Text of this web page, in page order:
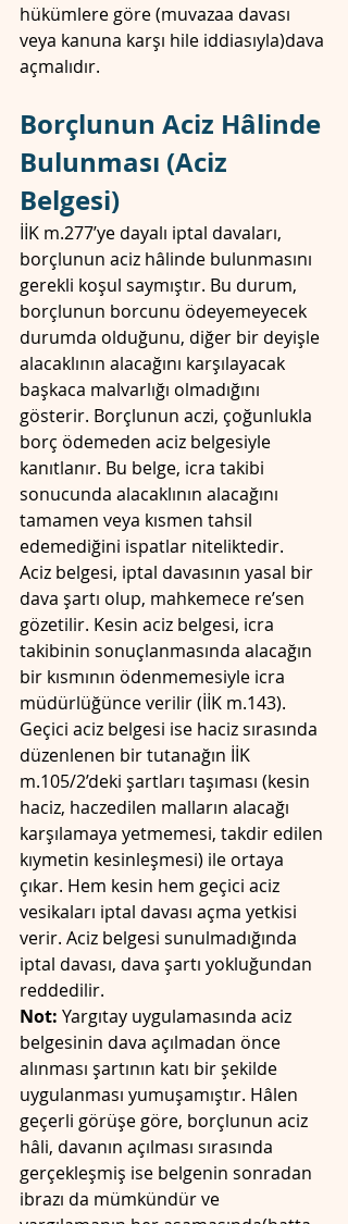
hükümlere göre (muvazaa davası
veya kanuna karşı hile iddiasıyla)dava
açmalıdır.
Borçlunun Aciz Hâlinde
Bulunması (Aciz
Belgesi)
İİK m.277’ye dayalı iptal davaları,
borçlunun aciz hâlinde bulunmasını
gerekli koşul saymıştır. Bu durum,
borçlunun borcunu ödeyemeyecek
durumda olduğunu, diğer bir deyişle
alacaklının alacağını karşılayacak
başkaca malvarlığı olmadığını
gösterir. Borçlunun aczi, çoğunlukla
borç ödemeden aciz belgesiyle
kanıtlanır. Bu belge, icra takibi
sonucunda alacaklının alacağını
tamamen veya kısmen tahsil
edemediğini ispatlar niteliktedir.
Aciz belgesi, iptal davasının yasal bir
dava şartı olup, mahkemece re’sen
gözetilir. Kesin aciz belgesi, icra
takibinin sonuçlanmasında alacağın
bir kısmının ödenmemesiyle icra
müdürlüğünce verilir (İİK m.143).
Geçici aciz belgesi ise haciz sırasında
düzenlenen bir tutanağın İİK
m.105/2’deki şartları taşıması (kesin
haciz, haczedilen malların alacağı
karşılamaya yetmemesi, takdir edilen
kıymetin kesinleşmesi) ile ortaya
çıkar. Hem kesin hem geçici aciz
vesikaları iptal davası açma yetkisi
verir. Aciz belgesi sunulmadığında
iptal davası, dava şartı yokluğundan
reddedilir.
Not: Yargıtay uygulamasında aciz
belgesinin dava açılmadan önce
alınması şartının katı bir şekilde
uygulanması yumuşamıştır. Hâlen
geçerli görüşe göre, borçlunun aciz
hâli, davanın açılması sırasında
gerçekleşmiş ise belgenin sonradan
ibrazı da mümkündür ve